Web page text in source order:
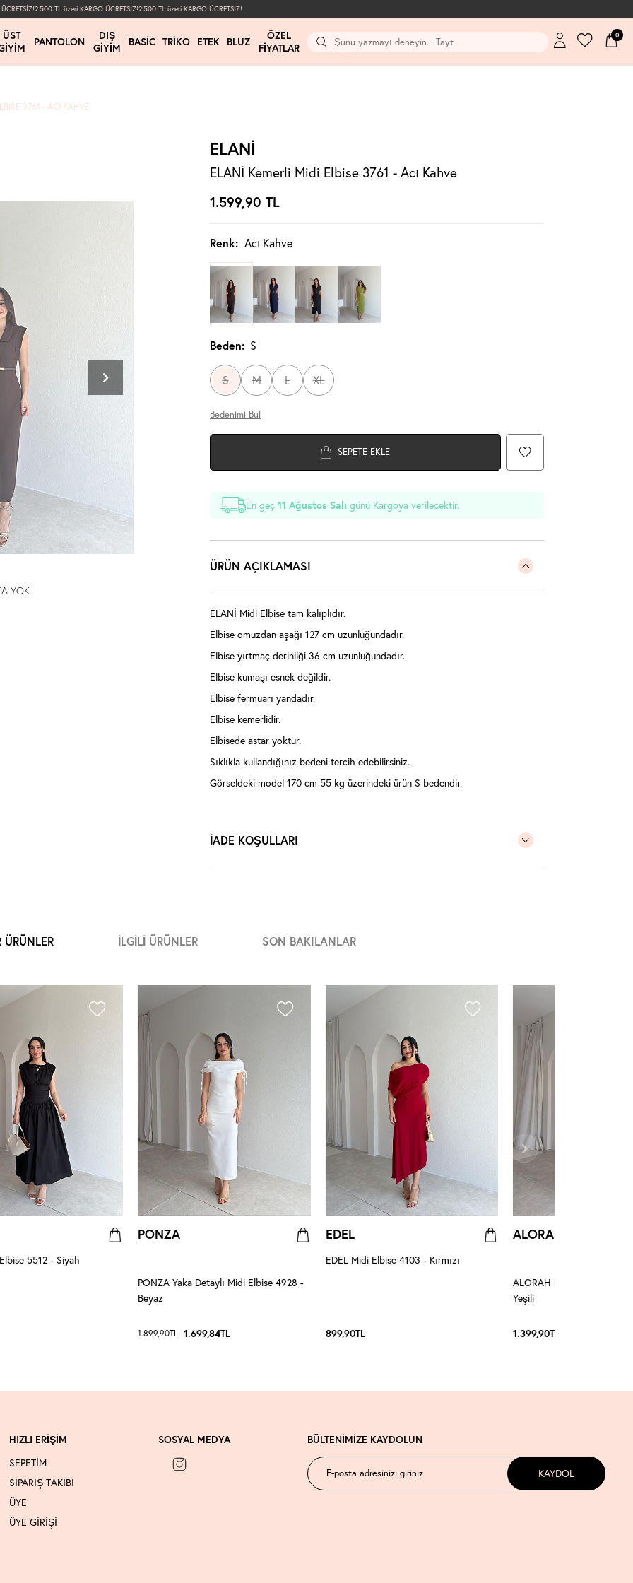
2.500 TL üzeri KARGO ÜCRETSİZ!2.500 TL üzeri KARGO ÜCRETSİZ!
ÜST
PANTOLON
DIŞ
GIYIM
BASIC TRIKO ETEK BLUZ
ÖZEL
FIYATLAR
0
3761 - ACI KAHVE
YOK
ELANİ
ELANİ Kemerli Midi Elbise 3761 - Acı Kahve
1.599,90 TL
Renk: Acı Kahve
Beden: S
S M L XL
Bedenimi Bul
SEPETE EKLE
En geç11 Ağustos Salı günü Kargoya verilecektir.
ÜRÜN AÇIKLAMASI
ELANİ Midi Elbise tam kalıplıdır.
Elbise omuzdan aşağı 127 cm uzunluğundadır.
Elbise yırtmaç derinliği 36 cm uzunluğundadır.
Elbise kumaşı esnek değildir.
Elbise fermuarı yandadır.
Elbise kemerlidir.
Elbisede astar yoktur.
Sıklıkla kullandığınız bedeni tercih edebilirsiniz.
Görseldeki model 170 cm 55 kg üzerindeki ürün S bedendir.
İADE KOŞULLARI
ÜRÜNLER İLGILI ÜRÜNLER SON BAKILANLAR
5512 - Siyah
PONZA
PONZA Yaka Detaylı Midi Elbise 4928 -
Beyaz
1.899,90TL 1.699,84TL
EDEL
EDEL Midi Elbise 4103 - Kırmızı
899,90TL
ALORAH
ALORAH Kemerli Midi
Yeşili
1.399,90TL
HIZLI ERİŞİM
SEPETİM
SİPARİŞ TAKİBİ
ÜYE
ÜYE GİRİŞİ
SOSYAL MEDYA BÜLTENİMİZE KAYDOLUN
KAYDOL